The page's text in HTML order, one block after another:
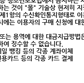
는 것이 "몰" 기술상 현저히
1항의 수신확인통지형태로
에는 이용자의 구매 신청에
는 용역에 대한 대금지급방
여 징수할 수 없습니다.
뱅킹 등의 각종 계좌이체
카드 등의 각종 카드 결제